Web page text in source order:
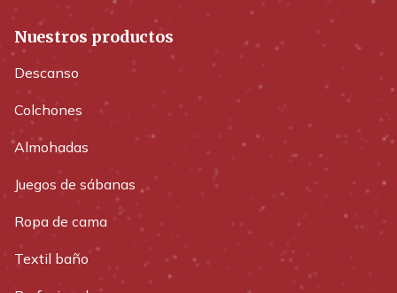
Nuestros productos
Descanso
Colchones
Almohadas
Juegos de sábanas
Ropa de cama
Textil baño